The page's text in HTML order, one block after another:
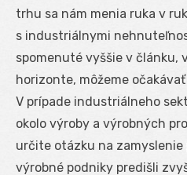
trhu sa nám menia ruka v
s industriálnymi
spomenuté vyššie v článku,
horizonte, môžeme očakávať
V prípade industriálneho
okolo výroby a výrobných
určite otázku na zamyslenie
výrobné podniky predišli